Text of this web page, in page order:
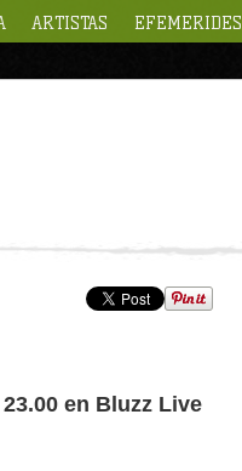
ARTISTAS EFEMERIDES
en Bluzz Live